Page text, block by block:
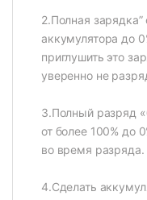
2.Полная
аккумулятора до
приглушить это
уверенно не
3.Полный разряд
от более 100% до
во время разряда.
4.Сделать